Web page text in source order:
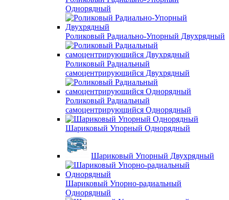
Однорядный
Роликовый Радиально-Упорный Двухрядный
Роликовый Радиальный
самоцентрирующийся Двухрядный
Роликовый Радиальный
самоцентрирующийся Однорядный
Шариковый Упорный Однорядный
Шариковый Упорный Двухрядный
Шариковый Упорно-радиальный
Однорядный